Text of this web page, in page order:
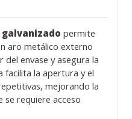
permite
aro metálico externo
envase y asegura la
facilita la apertura y el
mejorando la
se requiere acceso